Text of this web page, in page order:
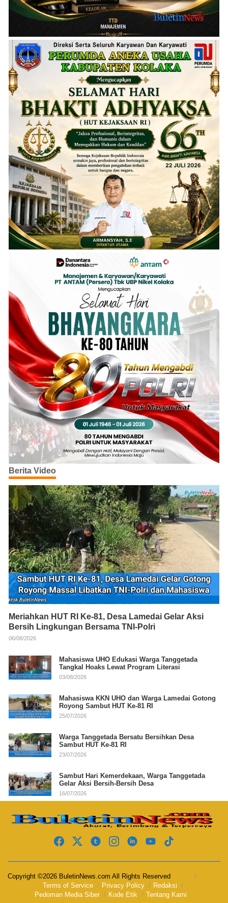
Berita Video
Meriahkan HUT RI Ke-81, Desa Lamedai Gelar Aksi
Bersih Lingkungan Bersama TNI-Polri
06/08/2026
Mahasiswa UHO Edukasi Warga Tanggetada
Tangkal Hoaks Lewat Program Literasi
03/08/2026
Mahasiswa KKN UHO dan Warga Lamedai Gotong
Royong Sambut HUT Ke-81 RI
25/07/2026
Warga Tanggetada Bersatu Bersihkan Desa
Sambut HUT Ke-81 RI
23/07/2026
Sambut Hari Kemerdekaan, Warga Tanggetada
Gelar Aksi Bersih-Bersih Desa
16/07/2026
Copyright ©2026 BuletinNews.com All Rights Reserved
Terms of Service
Privacy Policy
Redaksi
Pedoman Media Siber
Kode Etik Tentang Kami